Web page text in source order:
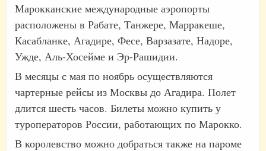
Марокканские международные аэропорты
расположены в Рабате, Танжере, Марракеше,
Касабланке, Агадире, Фесе, Варзазате, Надоре,
Ужде, Аль-Хосейме и Эр-Рашидии.
В месяцы с мая по ноябрь осуществляются
чартерные рейсы из Москвы до Агадира. Полет
длится шесть часов. Билеты можно купить у
туроператоров России, работающих по Марокко.
В королевство можно добраться также на пароме